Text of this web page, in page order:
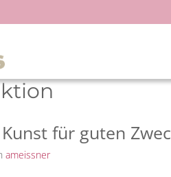
für guten
ameissner